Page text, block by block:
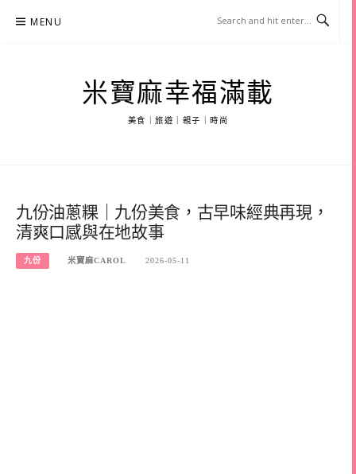
MENU
米寶麻幸福滿載
美食｜旅遊｜親子｜時尚
九份油蔥粿｜九份美食，古早味經典再現，
清爽口感與在地故事
九份 米寶麻CAROL 2026-05-11